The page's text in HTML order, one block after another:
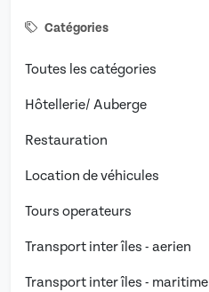
Catégories
Toutes les catégories
Hôtellerie/ Auberge
Restauration
Location de véhicules
Tours operateurs
Transport inter îles - aerien
Transport inter îles - maritime